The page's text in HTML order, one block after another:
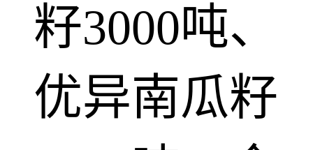
籽3000吨、
优异南瓜籽